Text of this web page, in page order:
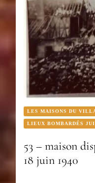
LES MAISONS DU
LIEUX BOMBARDÉS
53 – maison
18 juin 1940